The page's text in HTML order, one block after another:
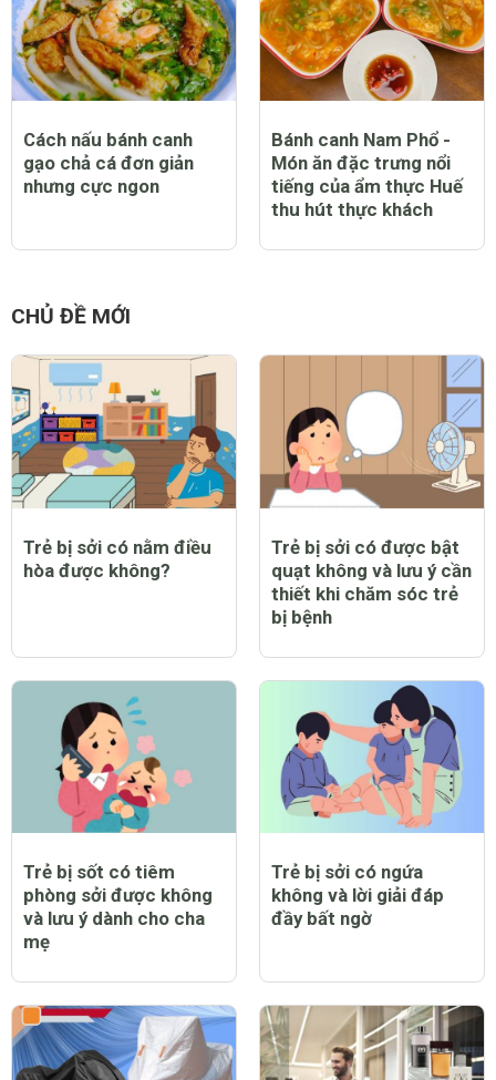
Cách nấu bánh canh
gạo chả cá đơn giản
nhưng cực ngon
Bánh canh Nam Phổ -
Món ăn đặc trưng nổi
tiếng của ẩm thực Huế
thu hút thực khách
CHỦ ĐỀ MỚI
Trẻ bị sởi có nằm điều
hòa được không?
Trẻ bị sởi có được bật
quạt không và lưu ý cần
thiết khi chăm sóc trẻ
bị bệnh
Trẻ bị sốt có tiêm
phòng sởi được không
và lưu ý dành cho cha
mẹ
Trẻ bị sởi có ngứa
không và lời giải đáp
đầy bất ngờ